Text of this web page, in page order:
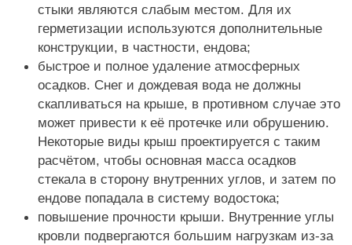
стыки являются слабым местом. Для их
герметизации используются дополнительные
конструкции, в частности, ендова;
быстрое и полное удаление атмосферных
осадков. Снег и дождевая вода не должны
скапливаться на крыше, в противном случае это
может привести к её протечке или обрушению.
Некоторые виды крыш проектируется с таким
расчётом, чтобы основная масса осадков
стекала в сторону внутренних углов, и затем по
ендове попадала в систему водостока;
повышение прочности крыши. Внутренние углы
кровли подвергаются большим нагрузкам из-за